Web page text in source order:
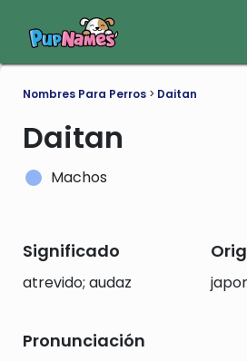
Nombres Para Perros > Daitan
Daitan
Machos
Significado
atrevido; audaz
Pronunciación